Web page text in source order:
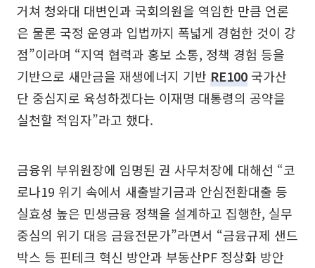
거쳐 청와대 대변인과 국회의원을 역임한 만큼 언론
은 물론 국정 운영과 입법까지 폭넓게 경험한 것이 강
점”이라며 “지역 협력과 홍보 소통, 정책 경험 등을
기반으로 새만금을 재생에너지 기반 RE100 국가산
단 중심지로 육성하겠다는 이재명 대통령의 공약을
실천할 적임자”라고 했다.
금융위 부위원장에 임명된 권 사무처장에 대해선 “코
로나19 위기 속에서 새출발기금과 안심전환대출 등
실효성 높은 민생금융 정책을 설계하고 집행한, 실무
중심의 위기 대응 금융전문가”라면서 “금융규제 샌드
박스 등 핀테크 혁신 방안과 부동산PF 정상화 방안